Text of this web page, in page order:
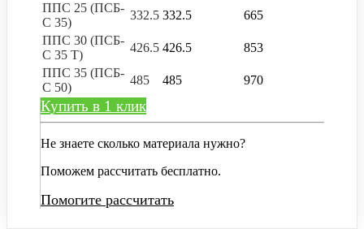
ППС 25 (ПСБ-
С 35)
332.5 332.5
665
ППС 30 (ПСБ-
С 35 Т)
426.5 426.5
853
ППС 35 (ПСБ-
С 50)
485 485 970
Купить в 1 клик
Не знаете сколько материала нужно?
Поможем рассчитать бесплатно.
Помогите рассчитать